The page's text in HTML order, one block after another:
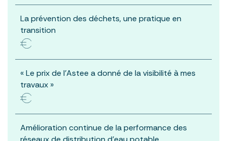
La prévention des déchets, une pratique en
transition
« Le prix de l’Astee a donné de la visibilité à mes
travaux »
Amélioration continue de la performance des